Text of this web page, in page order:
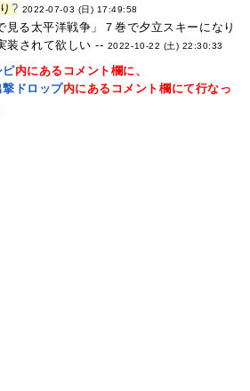
? 2022-07-03 (日) 17:49:58
見る太平洋戦争」７巻で夕立スキーになり
装されて欲しい -- 2022-10-22 (土) 22:30:33
ピ内にあるコメント欄に、
撃ドロップ内にあるコメント欄にて行なっ